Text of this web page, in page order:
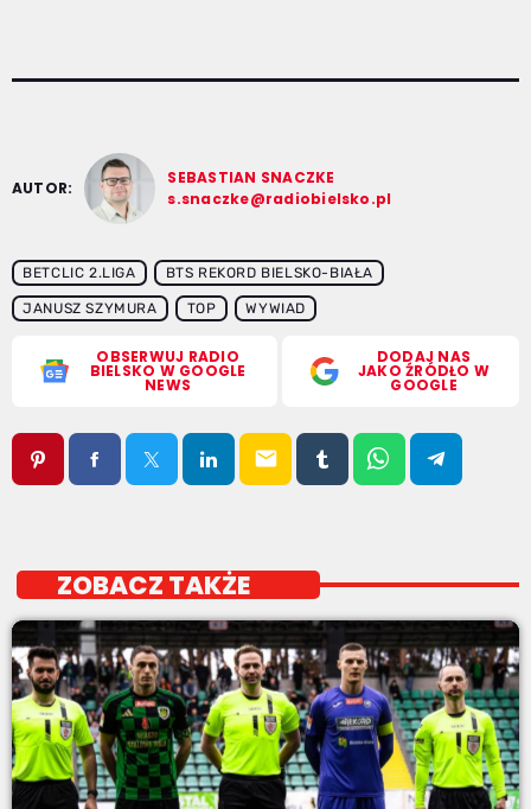
AUTOR:
SEBASTIAN SNACZKE
s.snaczke@radiobielsko.pl
BETCLIC 2.LIGA BTS REKORD BIELSKO-BIAŁA
JANUSZ SZYMURA TOP WYWIAD
OBSERWUJ RADIO
BIELSKO W GOOGLE
NEWS
DODAJ NAS
JAKO ŹRÓDŁO W
GOOGLE
email
ZOBACZ TAKŻE